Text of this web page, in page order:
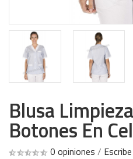
Blusa
Botones En
0 opiniones /